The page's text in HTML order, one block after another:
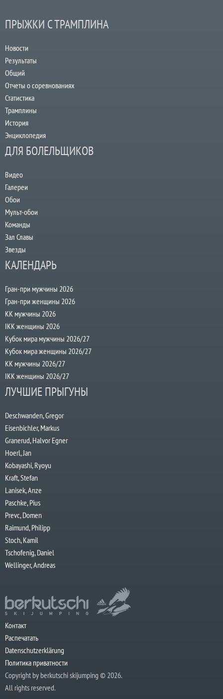
ПРЫЖКИ С ТРАМПЛИНА
Новости
Результаты
Общий
Отчеты о соревнованиях
Статистика
Трамплины
История
Энциклопедия
ДЛЯ БОЛЕЛЬЩИКОВ
Видео
Галереи
Обои
Мульт-обои
Команды
Зал Славы
Звезды
КАЛЕНДАРЬ
Гран-при мужчины 2026
Гран-при женщины 2026
КК мужчины 2026
IKK женщины 2026
Кубок мира мужчины 2026/27
Кубок мира женщины 2026/27
КК мужчины 2026/27
IKK женщины 2026/27
ЛУЧШИЕ ПРЫГУНЫ
Deschwanden, Gregor
Eisenbichler, Markus
Granerud, Halvor Egner
Hoerl, Jan
Kobayashi, Ryoyu
Kraft, Stefan
Lanisek, Anze
Paschke, Pius
Prevc, Domen
Raimund, Philipp
Stoch, Kamil
Tschofenig, Daniel
Wellinger, Andreas
Контакт
Распечатать
Datenschutzerklärung
Политика приватности
Copyright by berkutschi skijumping © 2026.
All rights reserved.